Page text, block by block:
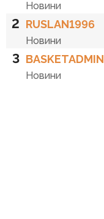
Новини
2 RUSLAN1996
Новини
3 BASKETADMIN
Новини